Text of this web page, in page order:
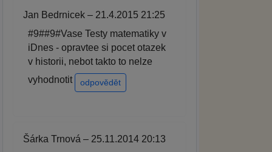
Jan Bedrnicek – 21.4.2015 21:25
#9##9#Vase Testy matematiky v
iDnes - opravtee si pocet otazek
v historii, nebot takto to nelze
vyhodnotit
odpovědět
Šárka Trnová – 25.11.2014 20:13